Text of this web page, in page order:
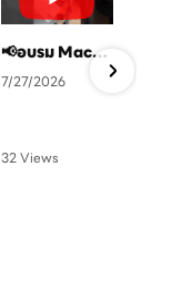
📢อบรม Machine Vision ฟรี ที่ SP Vision ทุกๆสิ้นเดือน จัดเต็ม 4 หลักสูตร💻✨👨🏻‍🏫
7/27/2026
32 Views